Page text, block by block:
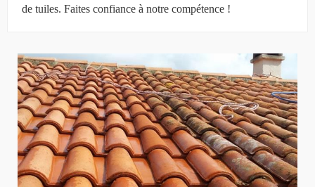
de tuiles. Faites confiance à notre compétence !